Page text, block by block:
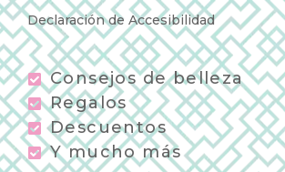
Declaración de Accesibilidad
Consejos de belleza
Regalos
Descuentos
Y mucho más